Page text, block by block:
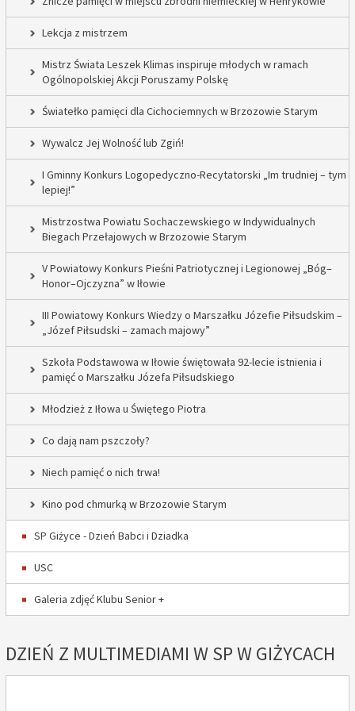
Lekcja z mistrzem
Mistrz Świata Leszek Klimas inspiruje młodych w ramach
Ogólnopolskiej Akcji Poruszamy Polskę
Światełko pamięci dla Cichociemnych w Brzozowie Starym
Wywalcz Jej Wolność lub Zgiń!
I Gminny Konkurs Logopedyczno-Recytatorski „Im trudniej – tym
lepiej!”
Mistrzostwa Powiatu Sochaczewskiego w Indywidualnych
Biegach Przełajowych w Brzozowie Starym
V Powiatowy Konkurs Pieśni Patriotycznej i Legionowej „Bóg–
Honor–Ojczyzna” w Iłowie
III Powiatowy Konkurs Wiedzy o Marszałku Józefie Piłsudskim –
„Józef Piłsudski – zamach majowy”
Szkoła Podstawowa w Iłowie świętowała 92-lecie istnienia i
pamięć o Marszałku Józefa Piłsudskiego
Młodzież z Iłowa u Świętego Piotra
Co dają nam pszczoły?
Niech pamięć o nich trwa!
Kino pod chmurką w Brzozowie Starym
SP Giżyce - Dzień Babci i Dziadka
USC
Galeria zdjęć Klubu Senior +
DZIEŃ Z MULTIMEDIAMI W SP W GIŻYCACH